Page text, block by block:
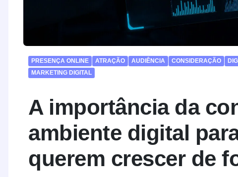
PRESENÇA ONLINE ATRAÇÃO AUDIÊNCIA CONSIDERAÇÃO
MARKETING DIGITAL
A importância da
ambiente digital
querem crescer de